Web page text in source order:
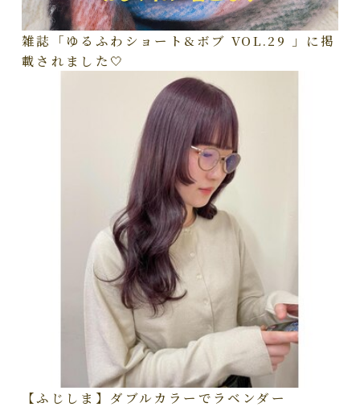
雑誌「ゆるふわショート&ボブ VOL.29 」に掲
載されました🤍
【ふじしま】ダブルカラーでラベンダー